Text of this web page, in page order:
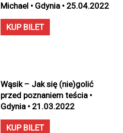
Michael • Gdynia • 25.04.2022
KUP BILET
Wąsik – Jak się (nie)golić
przed poznaniem teścia •
Gdynia • 21.03.2022
KUP BILET